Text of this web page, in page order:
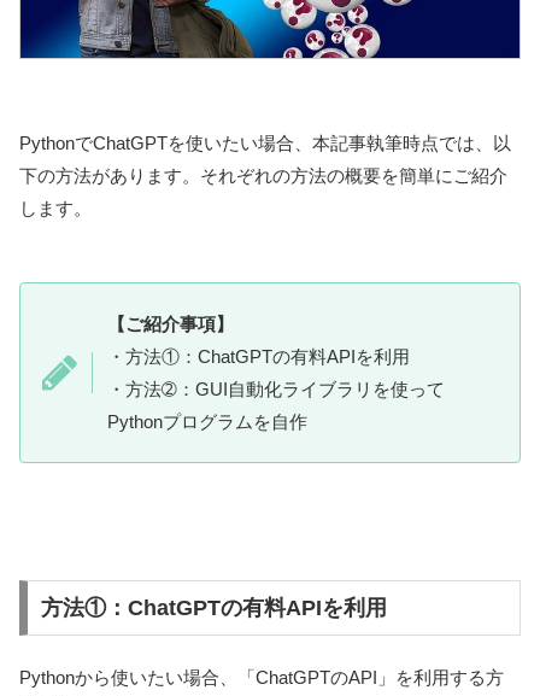
PythonでChatGPTを使いたい場合、本記事執筆時点では、以
下の方法があります。それぞれの方法の概要を簡単にご紹介
します。
【ご紹介事項】
・方法①：ChatGPTの有料APIを利用
・方法➁：GUI自動化ライブラリを使って
Pythonプログラムを自作
方法①：ChatGPTの有料APIを利用
Pythonから使いたい場合、「ChatGPTのAPI」を利用する方